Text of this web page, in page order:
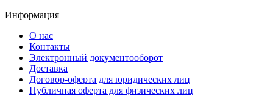
Информация
О нас
Контакты
Электронный документооборот
Доставка
Договор-оферта для юридических лиц
Публичная оферта для физических лиц